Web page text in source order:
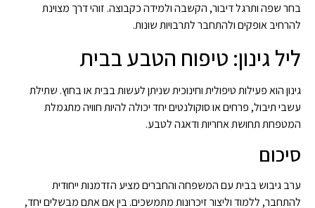
בחר שפה ותרגל דיבור, הקשבה ולמידה כקבוצה. זוהי דרך מצוינת
להרחיב אופקים ולהתחבר לתרבויות שונות.
ליל גינון: טיפוח הטבע בבית
גינון הוא פעילות טיפולית וחינוכית שניתן לעשות בבית או בחוץ. שתילת
עשבי תיבול, פרחים או סוקולנטים יחד יכולה להיות חוויה מתגמלת
המטפחת תחושת אחריות ודאגה לטבע.
סיכום
ערב גיבוש בבית עם המשפחה והחברים מציע הזדמנות ייחודית
להתחבר, ללמוד וליצור זיכרונות מתמשכים. בין אם אתם מבשלים יחד,